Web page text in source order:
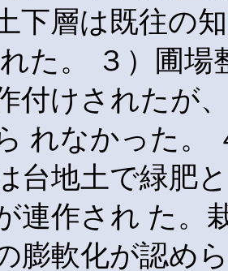
下層は既往の
た。 ３）圃
付けされたが
れなかった。
台地土で緑肥
連作され た。
膨軟化が認め